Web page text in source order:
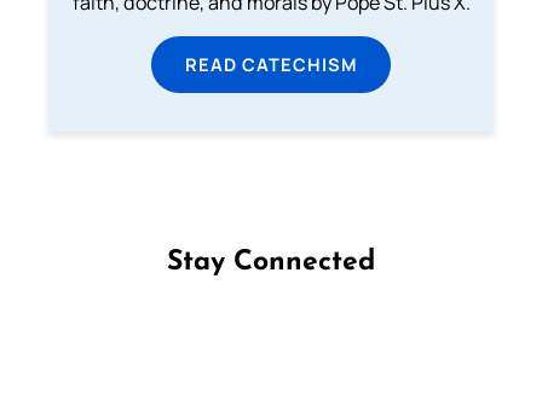
READ CATECHISM
Stay Connected